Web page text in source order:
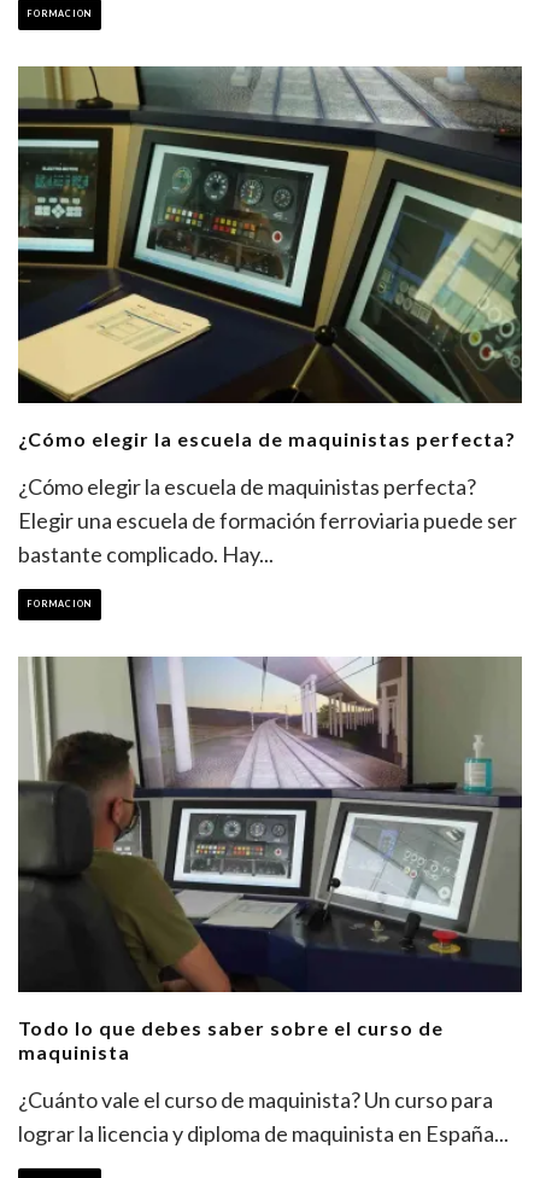
FORMACION
¿Cómo elegir la escuela de maquinistas perfecta?
¿Cómo elegir la escuela de maquinistas perfecta?
Elegir una escuela de formación ferroviaria puede ser
bastante complicado. Hay...
FORMACION
Todo lo que debes saber sobre el curso de
maquinista
¿Cuánto vale el curso de maquinista? Un curso para
lograr la licencia y diploma de maquinista en España...